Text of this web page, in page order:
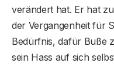
verändert hat. Er hat
der Vergangenheit für
Bedürfnis, dafür Buße
sein Hass auf sich